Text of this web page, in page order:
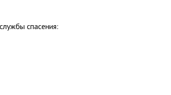
спасения: